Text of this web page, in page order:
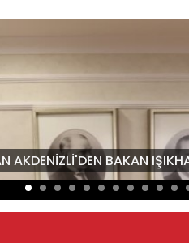
AKDENİZLİ'DEN BAKAN